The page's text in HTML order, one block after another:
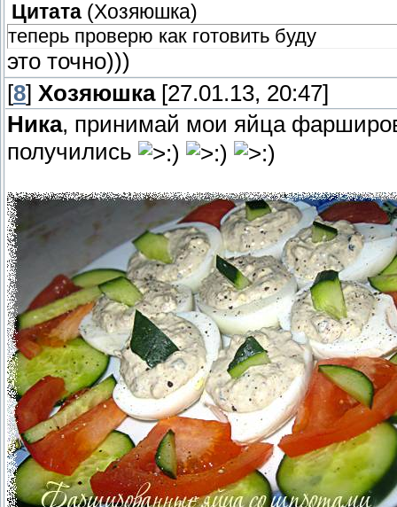
Цитата (Хозяюшка)
теперь проверю как готовить буду
это точно)))
[8] Хозяюшка[27.01.13, 20:47]
Ника, принимай мои яйца
получились